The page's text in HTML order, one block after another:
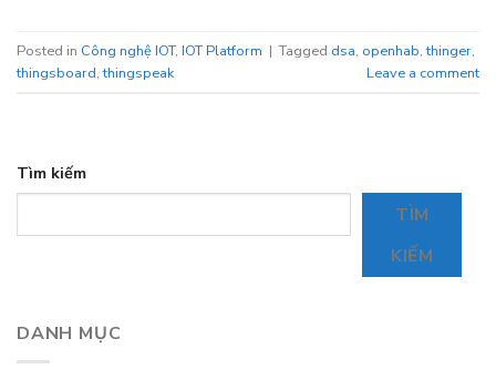
Posted in Công nghệ IOT, IOT Platform | Tagged dsa, openhab,thinger,
thingsboard,thingspeak Leave a comment
Tìm kiếm
TÌM
KIẾM
DANH MỤC